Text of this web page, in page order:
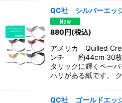
QC社 シルバーエ
880円(税込)
アメリカ Quilled
ンチ 約44cm 30枚
タリックに輝くペー
ハリがある紙です。
QC社 ゴールドエ